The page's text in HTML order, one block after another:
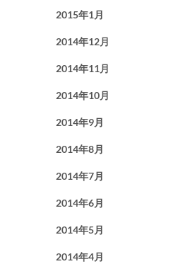
2015年1月
2014年12月
2014年11月
2014年10月
2014年9月
2014年8月
2014年7月
2014年6月
2014年5月
2014年4月